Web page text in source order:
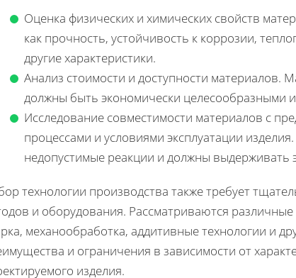
Оценка физических и химических свойств
как прочность, устойчивость к коррозии,
другие характеристики.
Анализ стоимости и доступности материалов.
должны быть экономически целесообразными
Исследование совместимости материалов с
процессами и условиями эксплуатации
недопустимые реакции и должны выдерживать
технологии производства также требует
и оборудования. Рассматриваются
механообработка, аддитивные технологии и
и ограничения в зависимости от
изделия.